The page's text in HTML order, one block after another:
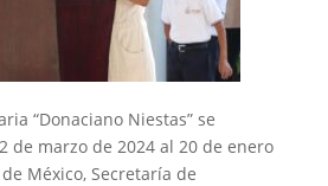
“Donaciano Niestas” se
de marzo de 2024 al 20 de enero
México, Secretaría de